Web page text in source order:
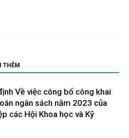
THÊM
Về việc công bố công khai
ngân sách năm 2023 của
các Hội Khoa học và Kỹ